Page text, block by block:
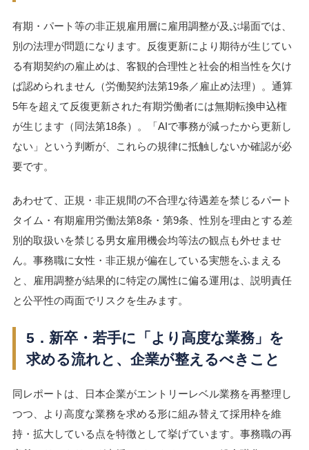
有期・パート等の非正規雇用層に雇用調整が及ぶ場面では、
別の法理が問題になります。反復更新により期待が生じてい
る有期契約の雇止めは、客観的合理性と社会的相当性を欠け
ば認められません（労働契約法第19条／雇止め法理）。通算
5年を超えて反復更新された有期労働者には無期転換申込権
が生じます（同法第18条）。「AIで事務が減ったから更新し
ない」という判断が、これらの規律に抵触しないか確認が必
要です。
あわせて、正規・非正規間の不合理な待遇差を禁じるパート
タイム・有期雇用労働法第8条・第9条、性別を理由とする差
別的取扱いを禁じる男女雇用機会均等法の観点も外せませ
ん。事務職に女性・非正規が偏在している実態をふまえる
と、雇用調整が結果的に特定の属性に偏る運用は、説明責任
と公平性の両面でリスクを生みます。
5．新卒・若手に「より高度な業務」を
求める流れと、企業が整えるべきこと
同レポートは、日本企業がエントリーレベル業務を再整理し
つつ、より高度な業務を求める形に組み替えて採用枠を維
持・拡大している点を特徴として挙げています。事務職の再